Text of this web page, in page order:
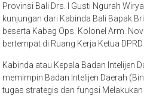
Provinsi Bali Drs. I Gusti Ngurah
kunjungan dari Kabinda Bali Bapak
beserta Kabag Ops. Kolonel Arm.
bertempat di Ruang Kerja Ketua
Kabinda atau Kepala Badan Intelijen
memimpin Badan Intelijen Daerah
tugas strategis dan fungsi